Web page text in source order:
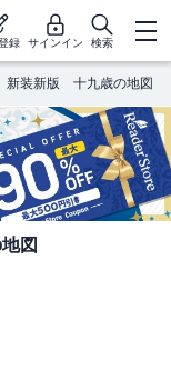
録 サインイン 検索
新装新版 十九歳の地図
図